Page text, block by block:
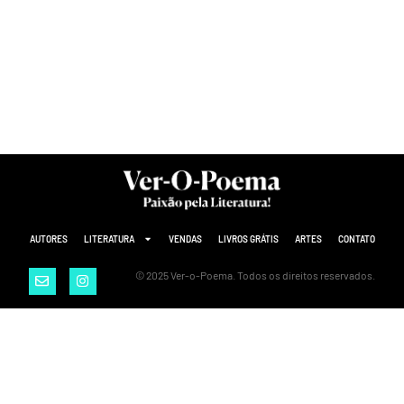
AUTORES LITERATURA VENDAS LIVROS GRÁTIS ARTES CONTATO
© 2025 Ver-o-Poema. Todos os direitos reservados.